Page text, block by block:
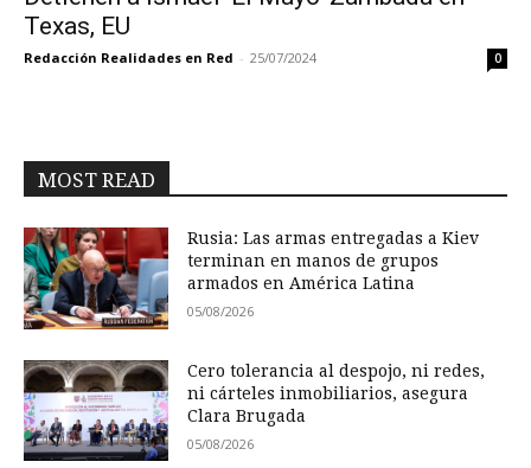
Texas, EU
Redacción Realidades en Red - 25/07/2024 0
MOST READ
Rusia: Las armas entregadas a Kiev
terminan en manos de grupos
armados en América Latina
05/08/2026
Cero tolerancia al despojo, ni redes,
ni cárteles inmobiliarios, asegura
Clara Brugada
05/08/2026